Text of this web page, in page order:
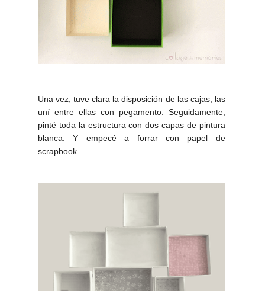
Una vez, tuve clara la disposición de las cajas, las
uní entre ellas con pegamento. Seguidamente,
pinté toda la estructura con dos capas de pintura
blanca. Y empecé a forrar con papel de
scrapbook.